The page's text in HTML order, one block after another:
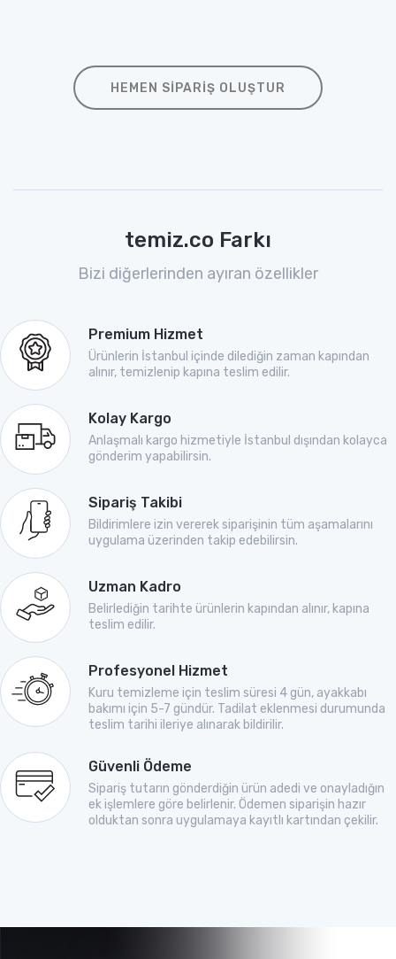
HEMEN SIPARIŞ OLUŞTUR
temiz.co Farkı
Bizi diğerlerinden ayıran özellikler
Premium Hizmet
Ürünlerin İstanbul içinde dilediğin zaman kapından
alınır, temizlenip kapına teslim edilir.
Kolay Kargo
Anlaşmalı kargo hizmetiyle İstanbul dışından kolayca
gönderim yapabilirsin.
Sipariş Takibi
Bildirimlere izin vererek siparişinin tüm aşamalarını
uygulama üzerinden takip edebilirsin.
Uzman Kadro
Belirlediğin tarihte ürünlerin kapından alınır, kapına
teslim edilir.
Profesyonel Hizmet
Kuru temizleme için teslim süresi 4 gün, ayakkabı
bakımı için 5-7 gündür. Tadilat eklenmesi durumunda
teslim tarihi ileriye alınarak bildirilir.
Güvenli Ödeme
Sipariş tutarın gönderdiğin ürün adedi ve onayladığın
ek işlemlere göre belirlenir. Ödemen siparişin hazır
olduktan sonra uygulamaya kayıtlı kartından çekilir.